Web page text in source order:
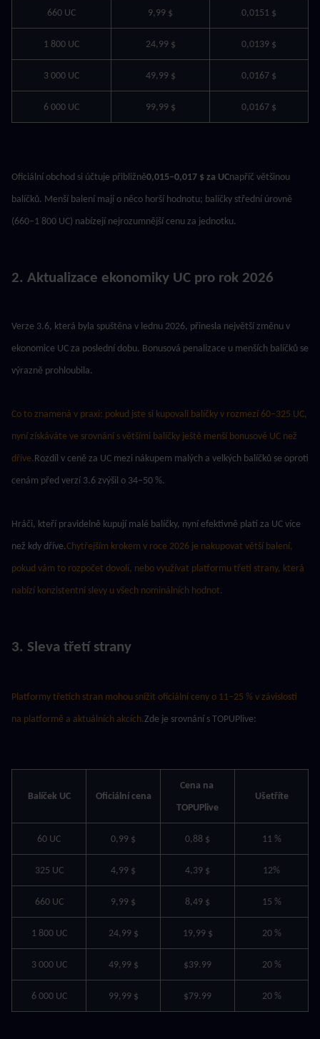
660 UC 9,99 $ 0,0151 $
1 800 UC 24,99 $ 0,0139 $
3 000 UC 49,99 $ 0,0167 $
6 000 UC 99,99 $ 0,0167 $
Oficiální obchod si účtuje přibližně0,015–0,017 $ za UCnapříč většinou
balíčků. Menší balení mají o něco horší hodnotu; balíčky střední úrovně
(660–1 800 UC) nabízejí nejrozumnější cenu za jednotku.
2. Aktualizace ekonomiky UC pro rok 2026
Verze 3.6, která byla spuštěna v lednu 2026, přinesla největší změnu v
ekonomice UC za poslední dobu. Bonusová penalizace u menších balíčků se
výrazně prohloubila.
Co to znamená v praxi: pokud jste si kupovali balíčky v rozmezí 60–325 UC,
nyní získáváte ve srovnání s většími balíčky ještě menší bonusové UC než
dříve.Rozdíl v ceně za UC mezi nákupem malých a velkých balíčků se oproti
cenám před verzí 3.6 zvýšil o 34–50 %.
Hráči, kteří pravidelně kupují malé balíčky, nyní efektivně platí za UC více
než kdy dříve.Chytřejším krokem v roce 2026 je nakupovat větší balení,
pokud vám to rozpočet dovolí, nebo využívat platformu třetí strany, která
nabízí konzistentní slevy u všech nominálních hodnot.
3. Sleva třetí strany
Platformy třetích stran mohou snížit oficiální ceny o 11–25 % v závislosti
na platformě a aktuálních akcích.Zde je srovnání s TOPUPlive:
Balíček UC Oficiální cena
Cena na
TOPUPlive
Ušetříte
60 UC 0,99 $ 0,88 $ 11 %
325 UC 4,99 $ 4,39 $ 12%
660 UC 9,99 $ 8,49 $ 15 %
1 800 UC 24,99 $ 19,99 $ 20 %
3 000 UC 49,99 $ $39.99 20 %
6 000 UC 99,99 $ $79.99 20 %